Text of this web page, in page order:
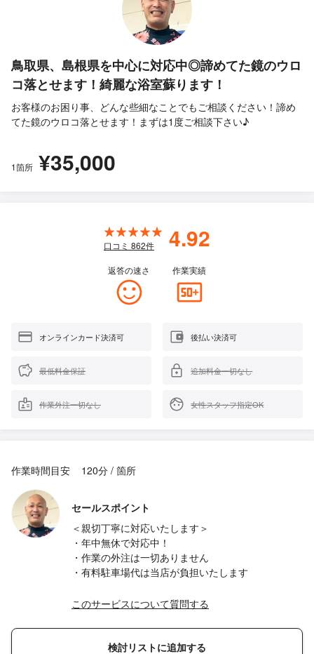
鳥取県、島根県を中心に対応中◎諦めてた鏡のウロ
コ落とせます！綺麗な浴室蘇ります！
お客様のお困り事、どんな些細なことでもご相談ください！諦め
てた鏡のウロコ落とせます！まずは1度ご相談下さい♪
1箇所 ¥35,000
口コミ 862件 4.92
返答の速さ 作業実績
オンラインカード決済可 後払い決済可
最低料金保証 追加料金一切なし
作業外注一切なし 女性スタッフ指定OK
作業時間目安 120分 / 箇所
セールスポイント
＜親切丁寧に対応いたします＞
・年中無休で対応中！
・作業の外注は一切ありません
・有料駐車場代は当店が負担いたします
このサービスについて質問する
検討リストに追加する